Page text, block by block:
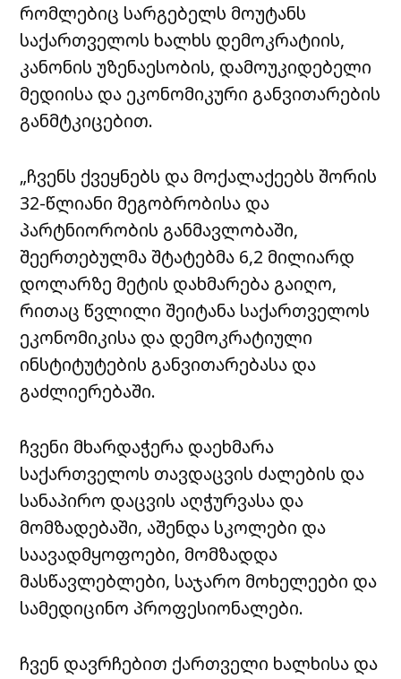
რომლებიც სარგებელს მოუტანს
საქართველოს ხალხს დემოკრატიის,
კანონის უზენაესობის, დამოუკიდებელი
მედიისა და ეკონომიკური განვითარების
განმტკიცებით.
„ჩვენს ქვეყნებს და მოქალაქეებს შორის
32-წლიანი მეგობრობისა და
პარტნიორობის განმავლობაში,
შეერთებულმა შტატებმა 6,2 მილიარდ
დოლარზე მეტის დახმარება გაიღო,
რითაც წვლილი შეიტანა საქართველოს
ეკონომიკისა და დემოკრატიული
ინსტიტუტების განვითარებასა და
გაძლიერებაში.
ჩვენი მხარდაჭერა დაეხმარა
საქართველოს თავდაცვის ძალების და
სანაპირო დაცვის აღჭურვასა და
მომზადებაში, აშენდა სკოლები და
საავადმყოფოები, მომზადდა
მასწავლებლები, საჯარო მოხელეები და
სამედიცინო პროფესიონალები.
ჩვენ დავრჩებით ქართველი ხალხისა და